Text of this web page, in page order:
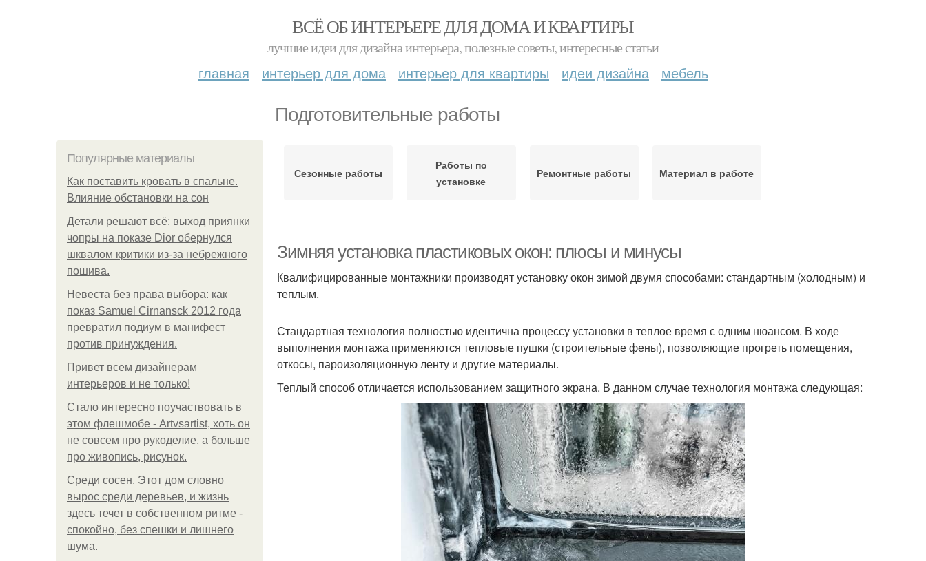
ВСЁ ОБ ИНТЕРЬЕРЕ ДЛЯ ДОМА И КВАРТИРЫ
лучшие идеи для дизайна интерьера, полезные советы, интересные статьи
главная интерьер для дома интерьер для квартиры идеи дизайна мебель
Подготовительные работы
Популярные материалы
Как поставить кровать в спальне.
Влияние обстановки на сон
Детали решают всё: выход приянки
чопры на показе Dior обернулся
шквалом критики из-за небрежного
пошива.
Невеста без права выбора: как
показ Samuel Cirnansck 2012 года
превратил подиум в манифест
против принуждения.
Привет всем дизайнерам
интерьеров и не только!
Стало интересно поучаствовать в
этом флешмобе - Artvsartist, хоть он
не совсем про рукоделие, а больше
про живопись, рисунок.
Среди сосен. Этот дом словно
вырос среди деревьев, и жизнь
здесь течет в собственном ритме -
спокойно, без спешки и лишнего
шума.
Сезонные работы
Работы по
установке
Ремонтные работы Материал в работе
Зимняя установка пластиковых окон: плюсы и минусы
Квалифицированные монтажники производят установку окон зимой двумя способами: стандартным (холодным) и
теплым.
Стандартная технология полностью идентична процессу установки в теплое время с одним нюансом. В ходе
выполнения монтажа применяются тепловые пушки (строительные фены), позволяющие прогреть помещения,
откосы, пароизоляционную ленту и другие материалы.
Теплый способ отличается использованием защитного экрана. В данном случае технология монтажа следующая: